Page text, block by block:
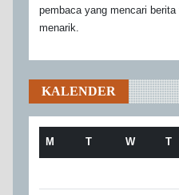
pembaca yang mencari
menarik.
KALENDER
M T W T